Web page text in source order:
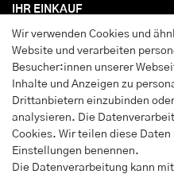
Wir verwenden Cookies und
Website und verarbeiten
Besucher:innen unserer
Inhalte und Anzeigen zu
Drittanbietern einzubinden
analysieren. Die
Cookies. Wir teilen diese
Einstellungen benennen.
Die Datenverarbeitung kann
IHR EINKAUF
Anmelden
Wunschliste
Warenkorb
Kasse
INFORMATIONEN